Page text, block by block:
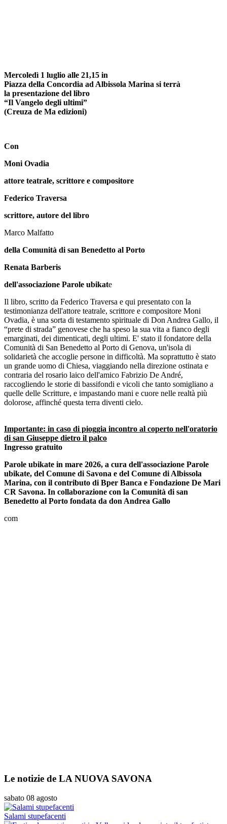
Mercoledì 1 luglio alle 21,15 in
Piazza della Concordia ad Albissola Marina si terrà
la presentazione del libro
“Il Vangelo degli ultimi”
(Creuza de Ma edizioni)
Con
Moni Ovadia
attore teatrale, scrittore e compositore
Federico Traversa
scrittore, autore del libro
Marco Malfatto
della Comunità di san Benedetto al Porto
Renata Barberis
dell'associazione Parole ubikate
Il libro, scritto da Federico Traversa e qui presentato con la
testimonianza dell'attore teatrale, scrittore e compositore Moni
Ovadia, è una sorta di testamento spirituale di Don Andrea Gallo, il
“prete di strada” genovese che ha speso la sua vita a fianco degli
emarginati, dei dimenticati, degli ultimi. E' stato il fondatore della
Comunità di San Benedetto al Porto di Genova, un'isola di
solidarietà che accoglie persone in difficoltà. Ma soprattutto è stato
un grande uomo di Chiesa, viaggiando nella direzione ostinata e
contraria del rosario laico dell'amico Fabrizio De André,
raccogliendo le storie di bassifondi e vicoli che tanto somigliano a
quelle delle Scritture, e impastando mani e cuore nelle realtà più
dolorose, affinché questa terra diventi cielo.
Importante: in caso di pioggia incontro al coperto nell'oratorio
di san Giuseppe dietro il palco
Ingresso gratuito
Parole ubikate in mare 2026, a cura dell'associazione Parole
ubikate, del Comune di Savona e del Comune di Albissola
Marina, con il contributo di Bper Banca e Fondazione De Mari
CR Savona. In collaborazione con la Comunità di san
Benedetto al Porto fondata da don Andrea Gallo
com
Le notizie de LA NUOVA SAVONA
sabato 08 agosto
Salami stupefacenti